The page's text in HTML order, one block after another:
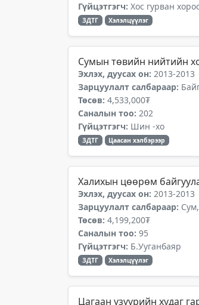
Гүйцэтгэгч: Хос гурван
ЗДТГ Хэлэлцүүлэг
Сумын төвийн нийтийн
Эхлэх, дуусах он: 2013-2013
Зарцуулалт салбараар:
Төсөв: 4,533,000₮
Саналын тоо: 202
Гүйцэтгэгч: Шин -хо
ЗДТГ Цаасан хэлбэрээр
Халихын цөөрөм
Эхлэх, дуусах он: 2013-2013
Зарцуулалт салбараар:
Төсөв: 4,199,200₮
Саналын тоо: 95
Гүйцэтгэгч: Б.Ууганбаяр
ЗДТГ Хэлэлцүүлэг
Цагаан үзүүрийн худаг